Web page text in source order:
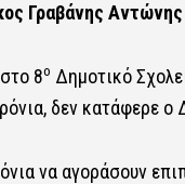
Γραβάνης
8ο Δημοτικό
δεν κατάφερε
να αγοράσουν